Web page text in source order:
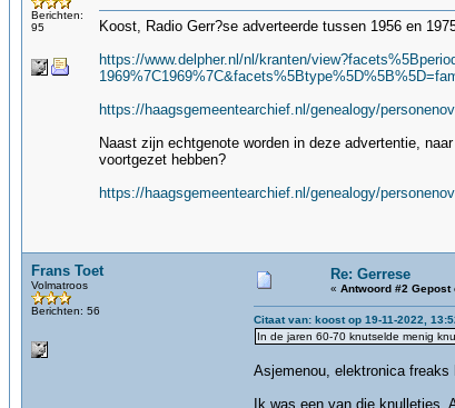
Berichten:
95
Koost, Radio Gerr?se adverteerde tussen 1956 en
https://www.delpher.nl/nl/kranten/
https://haagsgemeentearchief.nl/genealogy/
Naast zijn echtgenote worden in deze advertentie,
voortgezet hebben?
https://haagsgemeentearchief.nl/genealogy/
Frans Toet
Volmatroos
Berichten: 56
Re: Gerrese
« Antwoord #2 Gepost
Citaat van: koost op 19-11-2022,
In de jaren 60-70 knutselde menig
Asjemenou, elektronica freaks
Ik was een van die